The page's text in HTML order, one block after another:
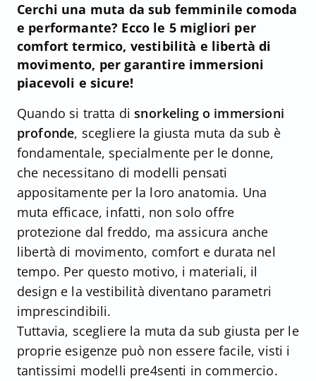
Cerchi una muta da sub femminile comoda
e performante? Ecco le 5 migliori per
comfort termico, vestibilità e libertà di
movimento, per garantire immersioni
piacevoli e sicure!
Quando si tratta disnorkeling o immersioni
profonde, scegliere la giusta muta da sub è
fondamentale, specialmente per le donne,
che necessitano di modelli pensati
appositamente per la loro anatomia. Una
muta efficace, infatti, non solo offre
protezione dal freddo, ma assicura anche
libertà di movimento, comfort e durata nel
tempo. Per questo motivo, i materiali, il
design e la vestibilità diventano parametri
imprescindibili.
Tuttavia, scegliere la muta da sub giusta per le
proprie esigenze può non essere facile, visti i
tantissimi modelli pre4senti in commercio.